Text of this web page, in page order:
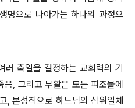
명으로 나아가는 하나의 과정으
축일을 결정하는 교회력의 기
, 그리고 부활은 모든 피조물에
본성적으로 하느님의 삼위일체